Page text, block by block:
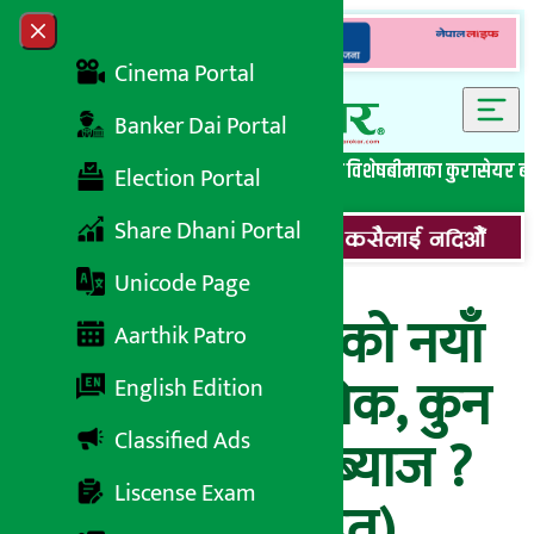
Skip to content
Close menu
Cinema Portal
Banker Dai Portal
Election Portal
Share Dhani Portal
Unicode Page
Aarthik Patro
English Edition
Classified Ads
Liscense Exam
सबै समाचारबेथिति मुर्दाबादबैंकिङ विशेष लघुवित्त विशेषबीमाका कुरासेयर
पाेखरा फाइनान्सको नयाँ
ब्याजदर सार्वजनिक, कुन
खातामा कति छ ब्याज ?